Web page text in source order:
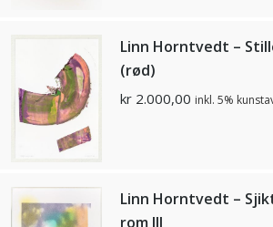
Linn Horntvedt –
(rød)
kr 2.000,00 inkl. 5%
Linn Horntvedt –
rom llI